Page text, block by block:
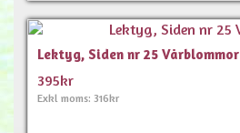
Lektyg, Siden nr 25 Vårblommor
395kr
Exkl moms: 316kr